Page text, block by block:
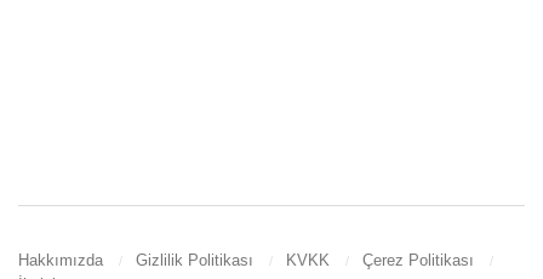
Hakkımızda Gizlilik Politikası KVKK
Çerez Politikası